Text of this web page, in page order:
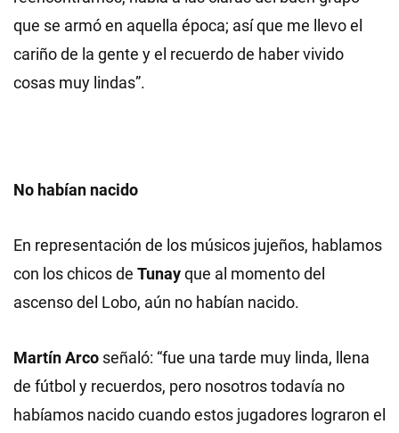
que se armó en aquella época; así que me llevo el
cariño de la gente y el recuerdo de haber vivido
cosas muy lindas”.
No habían nacido
En representación de los músicos jujeños, hablamos
con los chicos de Tunayque al momento del
ascenso del Lobo, aún no habían nacido.
Martín Arco señaló: “fue una tarde muy linda, llena
de fútbol y recuerdos, pero nosotros todavía no
habíamos nacido cuando estos jugadores lograron el